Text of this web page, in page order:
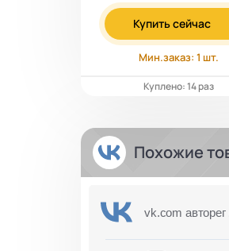
Купить сейчас
Мин.заказ: 1 шт.
Куплено: 14 раз
Похожие
vk.com